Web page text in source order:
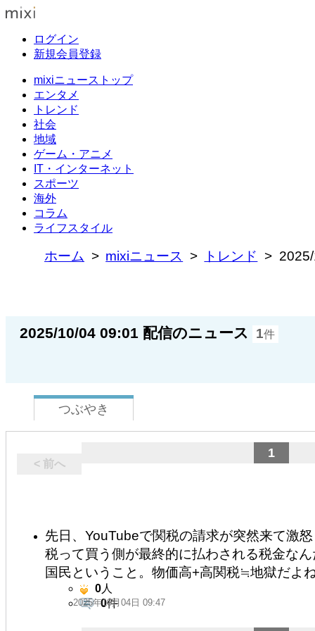
ログイン
新規会員登録
mixiニューストップ
エンタメ
トレンド
社会
地域
ゲーム・アニメ
IT・インターネット
スポーツ
海外
コラム
ライフスタイル
ホーム mixiニュース トレンド
2025/10/04 09:01 配信のニュース 1件
つぶやき
< 前へ
1
先日、YouTubeで関税の請求が突然来て激
税って買う側が最終的に払わされる税金な
国民ということ。物価高+高関税≒地獄だよ
2025年10月04日 09:47
0人
0件